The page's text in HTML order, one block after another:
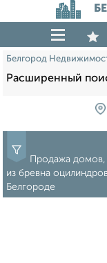
Белгород
Расширенный
Продажа
из бревна
Белгороде